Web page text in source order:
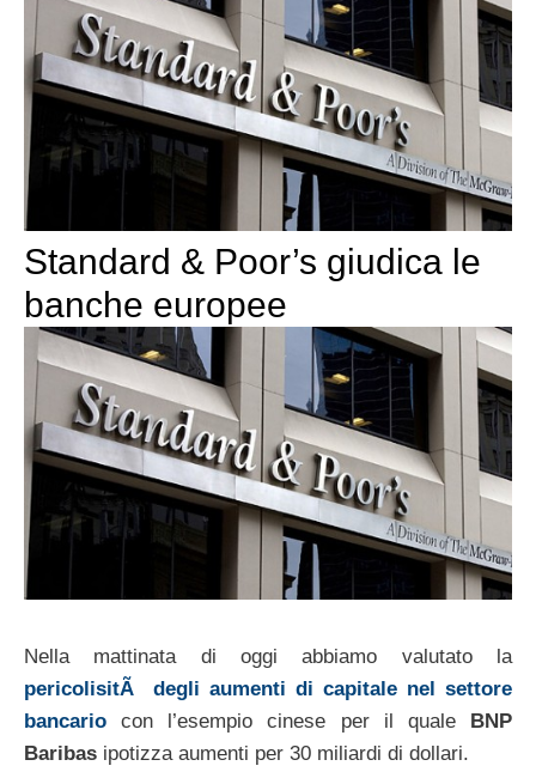
Standard & Poor’s giudica le
banche europee
Nella mattinata di oggi abbiamo valutato la
pericolisitÃ degli aumenti di capitale nel settore
bancario con l’esempio cinese per il quale BNP
Baribas ipotizza aumenti per 30 miliardi di dollari.